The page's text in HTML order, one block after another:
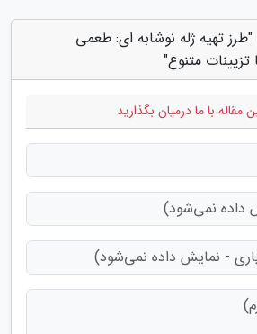
تهیه ژله نوشابه ای: طعمی
متنوع"
مقاله با ما درمیان بگذارید